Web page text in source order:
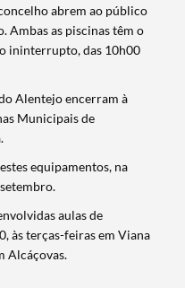
abrem ao público
Ambas as piscinas têm o
ininterrupto, das 10h00
Alentejo encerram à
Municipais de
equipamentos, na
aulas de
às terças-feiras em Viana
Alcáçovas.